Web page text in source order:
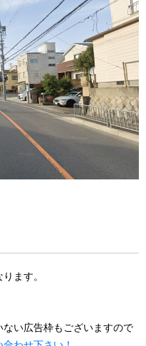
ます。
い広告枠もございますので